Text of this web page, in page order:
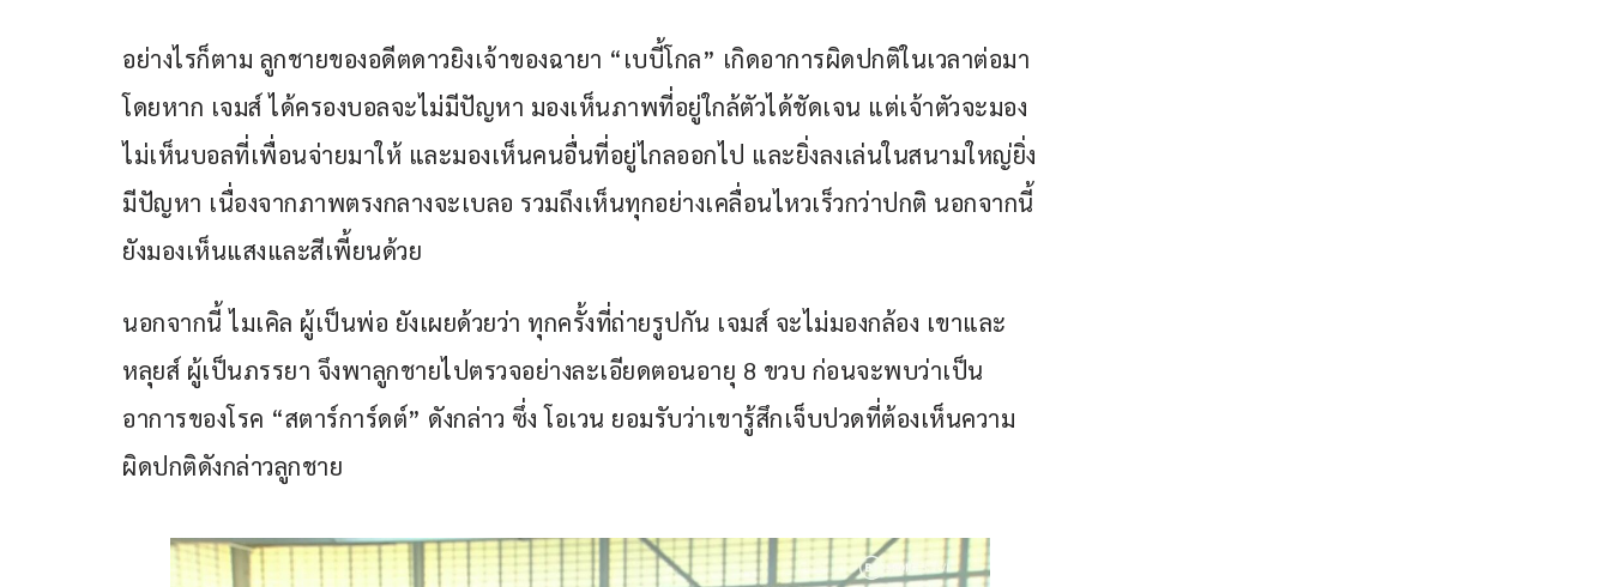
อย่างไรก็ตาม ลูกชายของอดีตดาวยิงเจ้าของฉายา “เบบี้โกล” เกิดอาการผิดปกติในเวลาต่อมา
โดยหาก เจมส์ ได้ครองบอลจะไม่มีปัญหา มองเห็นภาพที่อยู่ใกล้ตัวได้ชัดเจน แต่เจ้าตัวจะมอง
ไม่เห็นบอลที่เพื่อนจ่ายมาให้ และมองเห็นคนอื่นที่อยู่ไกลออกไป และยิ่งลงเล่นในสนามใหญ่ยิ่ง
มีปัญหา เนื่องจากภาพตรงกลางจะเบลอ รวมถึงเห็นทุกอย่างเคลื่อนไหวเร็วกว่าปกติ นอกจากนี้
ยังมองเห็นแสงและสีเพี้ยนด้วย
นอกจากนี้ ไมเคิล ผู้เป็นพ่อ ยังเผยด้วยว่า ทุกครั้งที่ถ่ายรูปกัน เจมส์ จะไม่มองกล้อง เขาและ
หลุยส์ ผู้เป็นภรรยา จึงพาลูกชายไปตรวจอย่างละเอียดตอนอายุ 8 ขวบ ก่อนจะพบว่าเป็น
อาการของโรค “สตาร์การ์ดต์” ดังกล่าว ซึ่ง โอเวน ยอมรับว่าเขารู้สึกเจ็บปวดที่ต้องเห็นความ
ผิดปกติดังกล่าวลูกชาย